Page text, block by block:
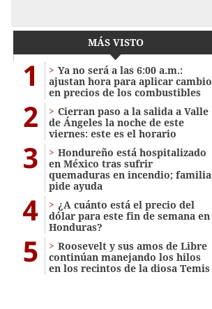
MÁS VISTO
1
Ya no será a las 6:00 a.m.:
ajustan hora para aplicar cambio
en precios de los combustibles
2
Cierran paso a la salida a Valle
de Ángeles la noche de este
viernes: este es el horario
3
Hondureño está hospitalizado
en México tras sufrir
quemaduras en incendio; familia
pide ayuda
4
¿A cuánto está el precio del
dólar para este fin de semana en
Honduras?
5
Roosevelt y sus amos de Libre
continúan manejando los hilos
en los recintos de la diosa Temis